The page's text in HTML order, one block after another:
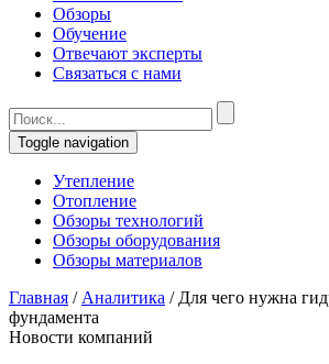
Обзоры
Обучение
Отвечают эксперты
Связаться с нами
Toggle navigation
Утепление
Отопление
Обзоры технологий
Обзоры оборудования
Обзоры материалов
Главная / Аналитика / Для чего нужна
фундамента
Новости компаний